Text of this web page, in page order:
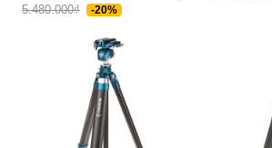
5.480.000₫ -20%